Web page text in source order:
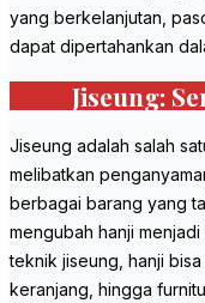
yang berkelanjutan,
dapat dipertahankan
Jiseung:
Jiseung adalah salah
melibatkan
berbagai barang yang
mengubah hanji
teknik jiseung, hanji
keranjang, hingga